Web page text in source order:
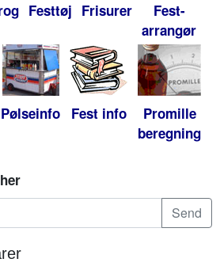
Festtøj Frisurer
Fest-
arrangør
Pølseinfo Fest info
Promille
beregning